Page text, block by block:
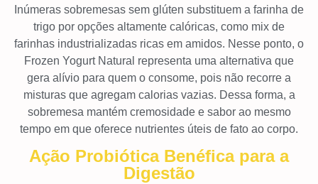
Inúmeras sobremesas sem glúten substituem a farinha de
trigo por opções altamente calóricas, como mix de
farinhas industrializadas ricas em amidos. Nesse ponto, o
Frozen Yogurt Natural representa uma alternativa que
gera alívio para quem o consome, pois não recorre a
misturas que agregam calorias vazias. Dessa forma, a
sobremesa mantém cremosidade e sabor ao mesmo
tempo em que oferece nutrientes úteis de fato ao corpo.
Ação Probiótica Benéfica para a
Digestão